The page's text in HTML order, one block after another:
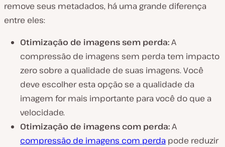
remove seus metadados, há uma grande diferença
entre eles:
Otimização de imagens sem perda:A
compressão de imagens sem perda tem impacto
zero sobre a qualidade de suas imagens. Você
deve escolher esta opção se a qualidade da
imagem for mais importante para você do que a
velocidade.
Otimização de imagens com perda:A
compressão de imagens com perda pode reduzir